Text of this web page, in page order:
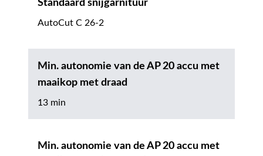
Standaard snijgarnituur
AutoCut C 26-2
Min. autonomie van de AP 20 accu met
maaikop met draad
13 min
Min. autonomie van de AP 20 accu met